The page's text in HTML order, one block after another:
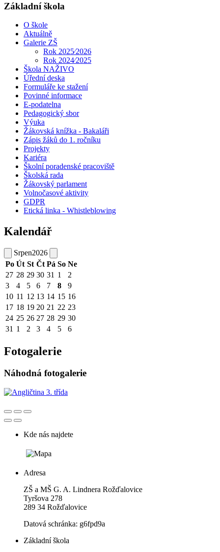
Základní škola
O škole
Aktuálně
Galerie ZŠ
Rok 2025⁄2026
Rok 2024⁄2025
Škola NAŽIVO
Úřední deska
Formuláře ke stažení
Povinné informace
E-podatelna
Pedagogický sbor
Výuka
Žákovská knížka - Bakaláři
Zápis žáků do 1. ročníku
Projekty
Kariéra
Školní poradenské pracoviště
Školská rada
Žákovský parlament
Volnočasové aktivity
GDPR
Etická linka - Whistleblowing
Kalendář
Srpen2026
Po Út St Čt Pá So Ne
27 28 29 30 31 1
2
3
4 5 6 7 8
9
10 11 12 13 14 15 16
17 18 19 20 21 22 23
24 25 26 27 28 29 30
31 1 2 3 4 5 6
Fotogalerie
Náhodná fotogalerie
Kde nás najdete
Adresa
ZŠ a MŠ G. A. Lindnera Rožďalovice
Tyršova 278
289 34 Rožďalovice
Datová schránka: g6fpd9a
Základní škola